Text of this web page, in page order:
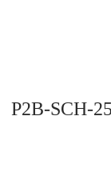
P2B-SCH-